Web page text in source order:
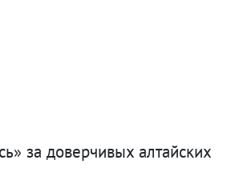
за доверчивых алтайских